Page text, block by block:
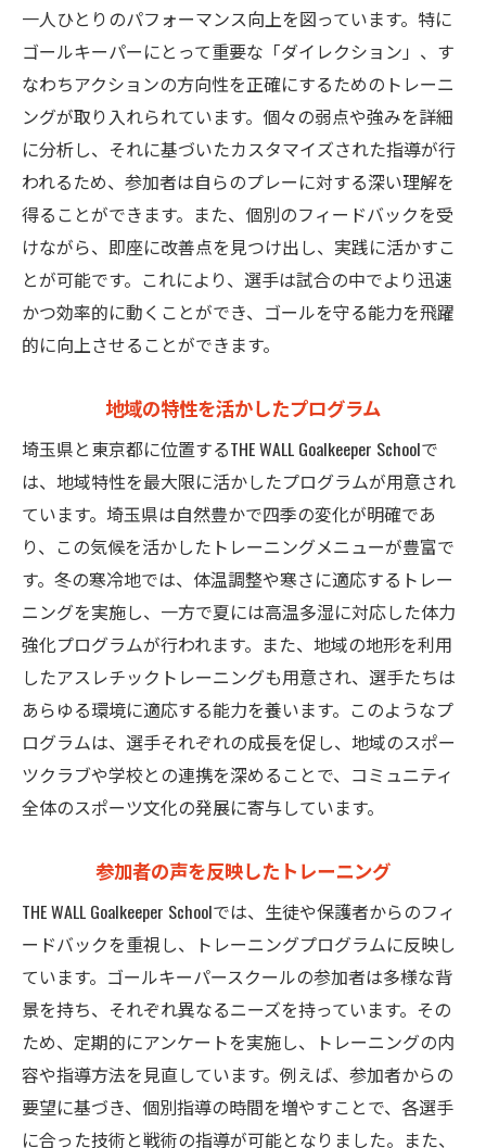
一人ひとりのパフォーマンス向上を図っています。特に
ゴールキーパーにとって重要な「ダイレクション」、す
なわちアクションの方向性を正確にするためのトレーニ
ングが取り入れられています。個々の弱点や強みを詳細
に分析し、それに基づいたカスタマイズされた指導が行
われるため、参加者は自らのプレーに対する深い理解を
得ることができます。また、個別のフィードバックを受
けながら、即座に改善点を見つけ出し、実践に活かすこ
とが可能です。これにより、選手は試合の中でより迅速
かつ効率的に動くことができ、ゴールを守る能力を飛躍
的に向上させることができます。
地域の特性を活かしたプログラム
埼玉県と東京都に位置するTHE WALL Goalkeeper Schoolで
は、地域特性を最大限に活かしたプログラムが用意され
ています。埼玉県は自然豊かで四季の変化が明確であ
り、この気候を活かしたトレーニングメニューが豊富で
す。冬の寒冷地では、体温調整や寒さに適応するトレー
ニングを実施し、一方で夏には高温多湿に対応した体力
強化プログラムが行われます。また、地域の地形を利用
したアスレチックトレーニングも用意され、選手たちは
あらゆる環境に適応する能力を養います。このようなプ
ログラムは、選手それぞれの成長を促し、地域のスポー
ツクラブや学校との連携を深めることで、コミュニティ
全体のスポーツ文化の発展に寄与しています。
参加者の声を反映したトレーニング
THE WALL Goalkeeper Schoolでは、生徒や保護者からのフィ
ードバックを重視し、トレーニングプログラムに反映し
ています。ゴールキーパースクールの参加者は多様な背
景を持ち、それぞれ異なるニーズを持っています。その
ため、定期的にアンケートを実施し、トレーニングの内
容や指導方法を見直しています。例えば、参加者からの
要望に基づき、個別指導の時間を増やすことで、各選手
に合った技術と戦術の指導が可能となりました。また、